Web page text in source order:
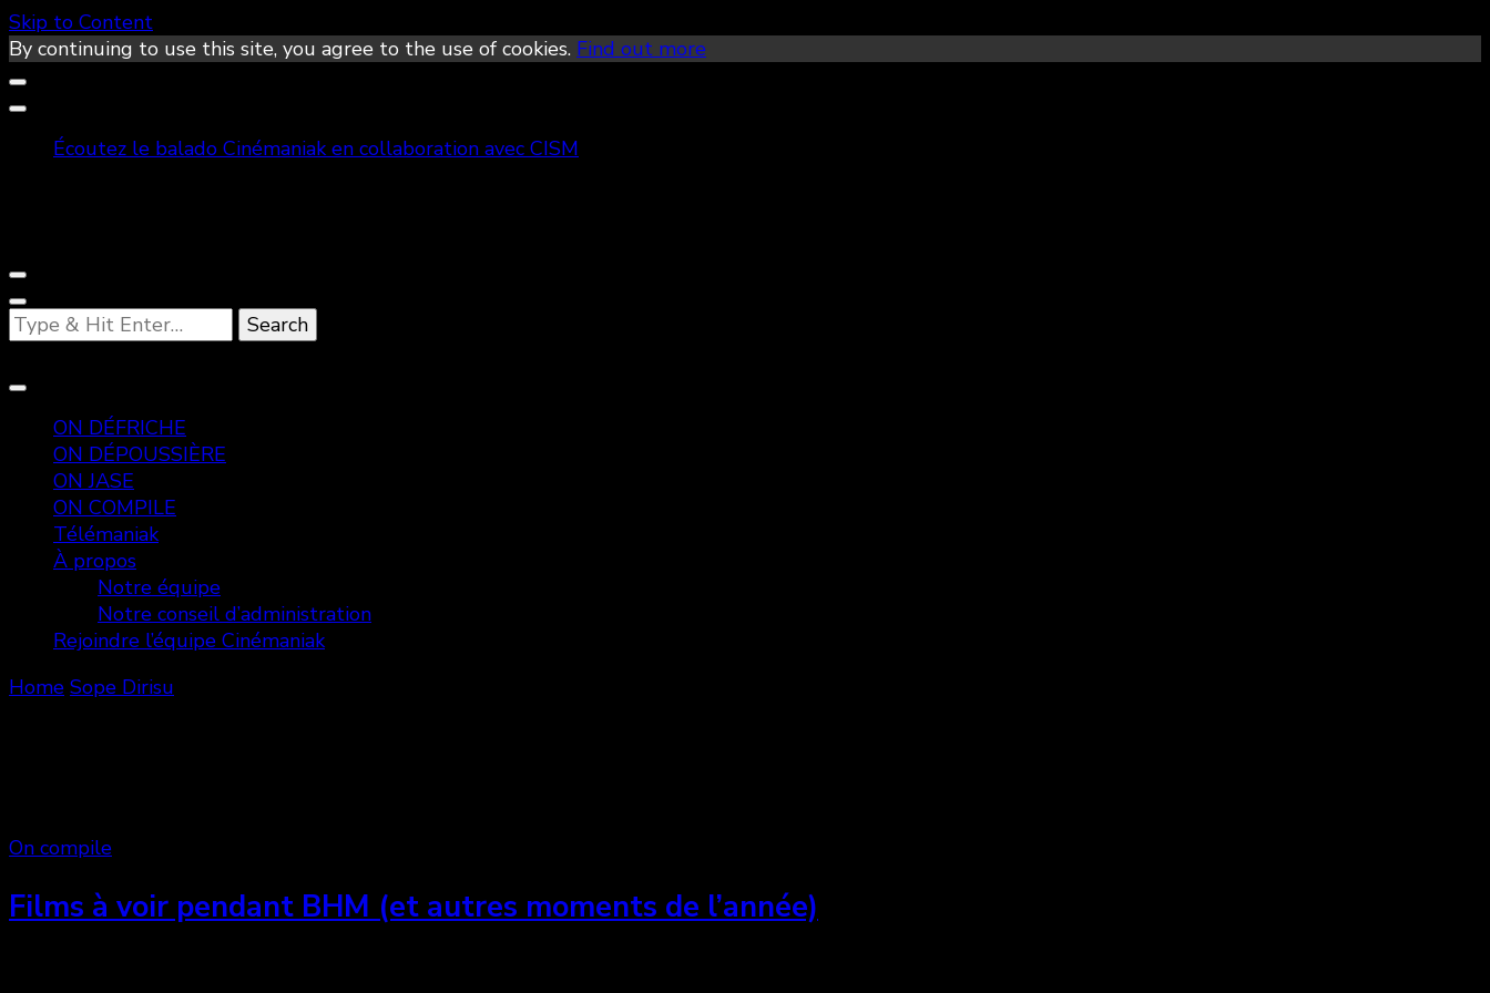
Skip to Content
By continuing to use this site, you agree to the use of cookies. Find out more
Écoutez le balado Cinémaniak en collaboration avec CISM
Looking
for
ON DÉFRICHE
ON DÉPOUSSIÈRE
ON JASE
ON COMPILE
Télémaniak
À propos
Notre équipe
Notre conseil d’administration
Rejoindre l’équipe Cinémaniak
Home Sope Dirisu
On compile
Films à voir pendant BHM (et autres moments de l’année)